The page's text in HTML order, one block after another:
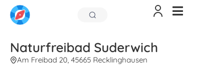
Naturfreibad Suderwich
Am Freibad 20, 45665 Recklinghausen